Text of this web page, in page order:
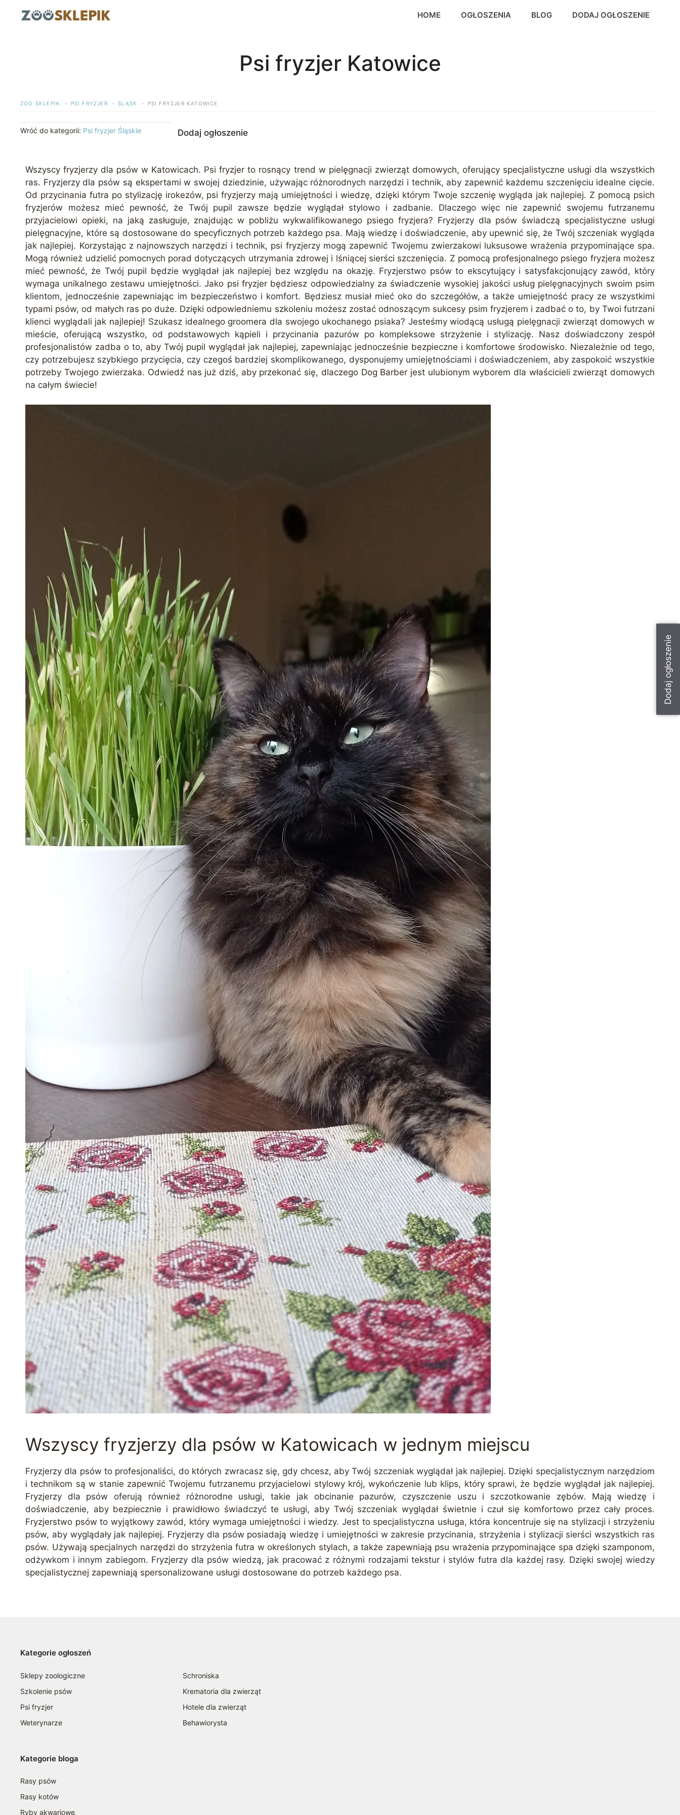
HOME OGŁOSZENIA BLOG DODAJ OGŁOSZENIE
Psi fryzjer Katowice
ZOO SKLEPIK PSI FRYZJER ŚLĄSK PSI FRYZJER KATOWICE
Wróć do kategorii: Psi fryzjer Śląskie Dodaj ogłoszenie
Dodaj ogłoszenie
Wszyscy fryzjerzy dla psów w Katowicach. Psi fryzjer to rosnący trend w pielęgnacji zwierząt domowych, oferujący specjalistyczne usługi dla wszystkich
ras. Fryzjerzy dla psów są ekspertami w swojej dziedzinie, używając różnorodnych narzędzi i technik, aby zapewnić każdemu szczenięciu idealne cięcie.
Od przycinania futra po stylizację irokezów, psi fryzjerzy mają umiejętności i wiedzę, dzięki którym Twoje szczenię wygląda jak najlepiej. Z pomocą psich
fryzjerów możesz mieć pewność, że Twój pupil zawsze będzie wyglądał stylowo i zadbanie. Dlaczego więc nie zapewnić swojemu futrzanemu
przyjacielowi opieki, na jaką zasługuje, znajdując w pobliżu wykwalifikowanego psiego fryzjera? Fryzjerzy dla psów świadczą specjalistyczne usługi
pielęgnacyjne, które są dostosowane do specyficznych potrzeb każdego psa. Mają wiedzę i doświadczenie, aby upewnić się, że Twój szczeniak wygląda
jak najlepiej. Korzystając z najnowszych narzędzi i technik, psi fryzjerzy mogą zapewnić Twojemu zwierzakowi luksusowe wrażenia przypominające spa.
Mogą również udzielić pomocnych porad dotyczących utrzymania zdrowej i lśniącej sierści szczenięcia. Z pomocą profesjonalnego psiego fryzjera możesz
mieć pewność, że Twój pupil będzie wyglądał jak najlepiej bez względu na okazję. Fryzjerstwo psów to ekscytujący i satysfakcjonujący zawód, który
wymaga unikalnego zestawu umiejętności. Jako psi fryzjer będziesz odpowiedzialny za świadczenie wysokiej jakości usług pielęgnacyjnych swoim psim
klientom, jednocześnie zapewniając im bezpieczeństwo i komfort. Będziesz musiał mieć oko do szczegółów, a także umiejętność pracy ze wszystkimi
typami psów, od małych ras po duże. Dzięki odpowiedniemu szkoleniu możesz zostać odnoszącym sukcesy psim fryzjerem i zadbać o to, by Twoi futrzani
klienci wyglądali jak najlepiej! Szukasz idealnego groomera dla swojego ukochanego psiaka? Jesteśmy wiodącą usługą pielęgnacji zwierząt domowych w
mieście, oferującą wszystko, od podstawowych kąpieli i przycinania pazurów po kompleksowe strzyżenie i stylizację. Nasz doświadczony zespół
profesjonalistów zadba o to, aby Twój pupil wyglądał jak najlepiej, zapewniając jednocześnie bezpieczne i komfortowe środowisko. Niezależnie od tego,
czy potrzebujesz szybkiego przycięcia, czy czegoś bardziej skomplikowanego, dysponujemy umiejętnościami i doświadczeniem, aby zaspokoić wszystkie
potrzeby Twojego zwierzaka. Odwiedź nas już dziś, aby przekonać się, dlaczego Dog Barber jest ulubionym wyborem dla właścicieli zwierząt domowych
na całym świecie!
Wszyscy fryzjerzy dla psów w Katowicach w jednym miejscu
Fryzjerzy dla psów to profesjonaliści, do których zwracasz się, gdy chcesz, aby Twój szczeniak wyglądał jak najlepiej. Dzięki specjalistycznym narzędziom
i technikom są w stanie zapewnić Twojemu futrzanemu przyjacielowi stylowy krój, wykończenie lub klips, który sprawi, że będzie wyglądał jak najlepiej.
Fryzjerzy dla psów oferują również różnorodne usługi, takie jak obcinanie pazurów, czyszczenie uszu i szczotkowanie zębów. Mają wiedzę i
doświadczenie, aby bezpiecznie i prawidłowo świadczyć te usługi, aby Twój szczeniak wyglądał świetnie i czuł się komfortowo przez cały proces.
Fryzjerstwo psów to wyjątkowy zawód, który wymaga umiejętności i wiedzy. Jest to specjalistyczna usługa, która koncentruje się na stylizacji i strzyżeniu
psów, aby wyglądały jak najlepiej. Fryzjerzy dla psów posiadają wiedzę i umiejętności w zakresie przycinania, strzyżenia i stylizacji sierści wszystkich ras
psów. Używają specjalnych narzędzi do strzyżenia futra w określonych stylach, a także zapewniają psu wrażenia przypominające spa dzięki szamponom,
odżywkom i innym zabiegom. Fryzjerzy dla psów wiedzą, jak pracować z różnymi rodzajami tekstur i stylów futra dla każdej rasy. Dzięki swojej wiedzy
specjalistycznej zapewniają spersonalizowane usługi dostosowane do potrzeb każdego psa.
Kategorie ogłoszeń
Sklepy zoologiczne
Szkolenie psów
Psi fryzjer
Weterynarze
Schroniska
Krematoria dla zwierząt
Hotele dla zwierząt
Behawiorysta
Kategorie bloga
Rasy psów
Rasy kotów
Ryby akwariowe